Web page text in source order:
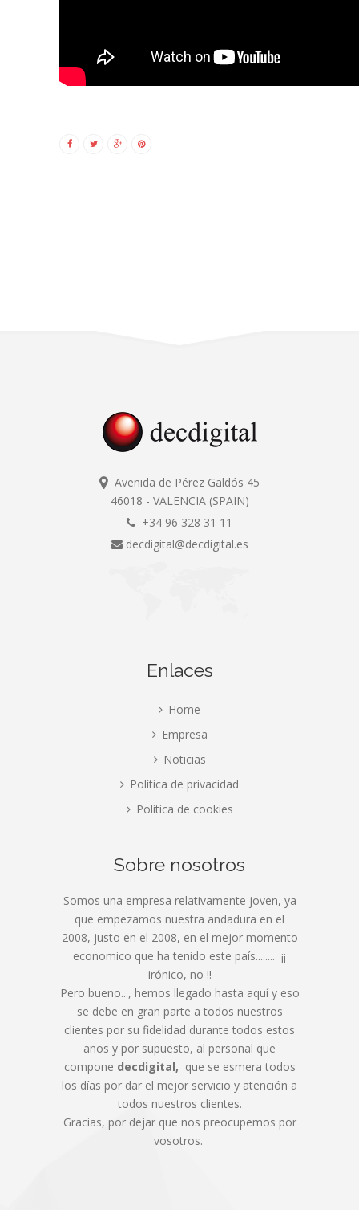
Avenida de Pérez Galdós 45
46018 - VALENCIA (SPAIN)
+34 96 328 31 11
decdigital@decdigital.es
Enlaces
Home
Empresa
Noticias
Política de privacidad
Política de cookies
Sobre nosotros
Somos una empresa relativamente joven, ya
que empezamos nuestra andadura en el
2008, justo en el 2008, en el mejor momento
economico que ha tenido este país........ ¡¡
irónico, no !!
Pero bueno..., hemos llegado hasta aquí y eso
se debe en gran parte a todos nuestros
clientes por su fidelidad durante todos estos
años y por supuesto, al personal que
compone decdigital, que se esmera todos
los días por dar el mejor servicio y atención a
todos nuestros clientes.
Gracias, por dejar que nos preocupemos por
vosotros.